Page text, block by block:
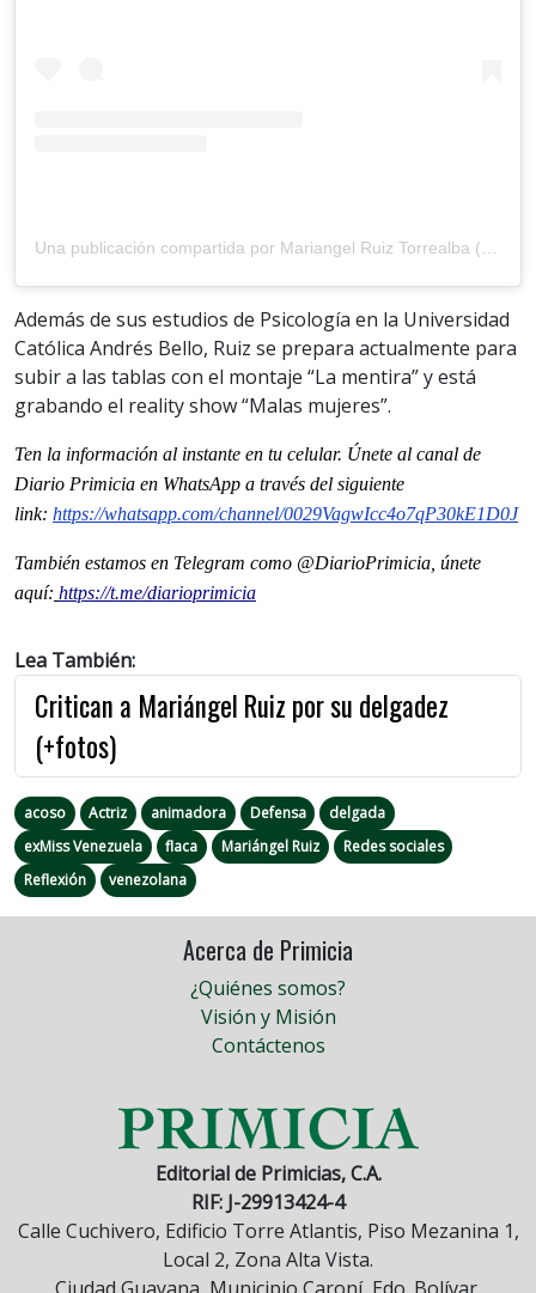
Además de sus estudios de Psicología en la Universidad
Católica Andrés Bello, Ruiz se prepara actualmente para
subir a las tablas con el montaje “La mentira” y está
grabando el reality show “Malas mujeres”.
Ten la información al instante en tu celular. Únete al canal de
Diario Primicia en WhatsApp a través del siguiente
link: https://whatsapp.com/channel/0029VagwIcc4o7qP30kE1D0J
También estamos en Telegram como @DiarioPrimicia, únete
aquí: https://t.me/diarioprimicia
Lea También:
Critican a Mariángel Ruiz por su delgadez
(+fotos)
acoso Actriz animadora Defensa
delgada
exMiss Venezuela
flaca Mariángel Ruiz
Redes sociales
Reflexión
venezolana
Acerca de Primicia
¿Quiénes somos?
Visión y Misión
Contáctenos
Editorial de Primicias, C.A.
RIF: J-29913424-4
Calle Cuchivero, Edificio Torre Atlantis, Piso Mezanina 1,
Local 2, Zona Alta Vista.